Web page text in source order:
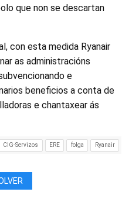
que non se descartan
con esta medida Ryanair
as administracións
e
beneficios a conta de
e chantaxear ás
CIG-Servizos ERE folga Ryanair